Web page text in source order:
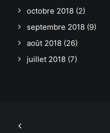
octobre 2018 (2)
septembre 2018 (9)
août 2018 (26)
juillet 2018 (7)